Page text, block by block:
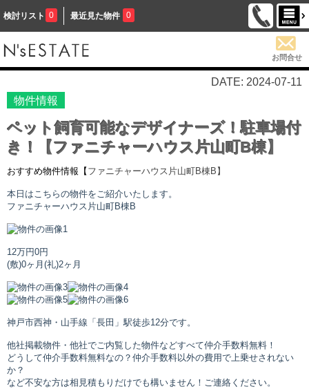
検討リスト 0 最近見た物件 0
お問合せ
DATE: 2024-07-11
物件情報
ペット飼育可能なデザイナーズ！駐車場付
き！【ファニチャーハウス片山町B棟】
おすすめ物件情報【 ファニチャーハウス片山町B棟 B】
本日はこちらの物件をご紹介いたします。
ファニチャーハウス片山町B棟 B
12万円0円
(敷)0ヶ月 (礼)2ヶ月
神戸市西神・山手線「長田」駅徒歩12分です。
他社掲載物件・他社でご内覧した物件などすべて仲介手数料無料！
どうして仲介手数料無料なの？仲介手数料以外の費用で上乗せされない
か？
など不安な方は相見積もりだけでも構いません！ご連絡ください。